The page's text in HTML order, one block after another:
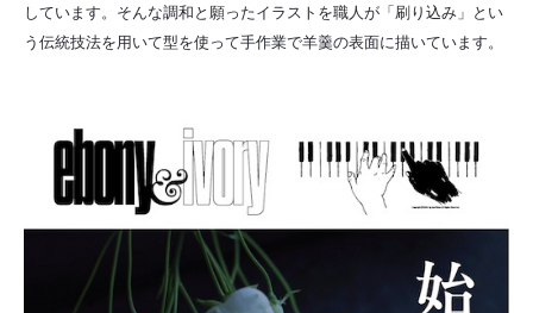
しています。そんな調和と願ったイラストを職人が「刷り込み」とい
う伝統技法を用いて型を使って手作業で羊羹の表面に描いています。